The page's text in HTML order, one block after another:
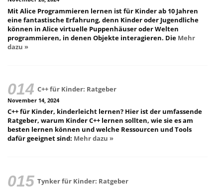
Mit Alice Programmieren lernen ist für Kinder ab 10 Jahren
eine fantastische Erfahrung, denn Kinder oder Jugendliche
können in Alice virtuelle Puppenhäuser oder Welten
programmieren, in denen Objekte interagieren. Die Mehr
dazu »
C++ für Kinder: Ratgeber
November 14, 2024
C++ für Kinder, kinderleicht lernen? Hier ist der umfassende
Ratgeber, warum Kinder C++ lernen sollten, wie sie es am
besten lernen können und welche Ressourcen und Tools
dafür geeignet sind: Mehr dazu »
Tynker für Kinder: Ratgeber